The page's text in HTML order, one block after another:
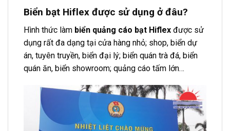
Biển bạt Hiflex được sử dụng ở đâu?
Hình thức làm biển quảng cáo bạt Hiflex được sử
dụng rất đa dạng tại cửa hàng nhỏ; shop, biển dự
án, tuyên truyền, biển đại lý; biển quán trà đá, biển
quán ăn, biển showroom; quảng cáo tấm lớn…